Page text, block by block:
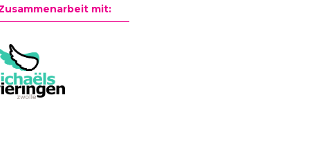
mit: